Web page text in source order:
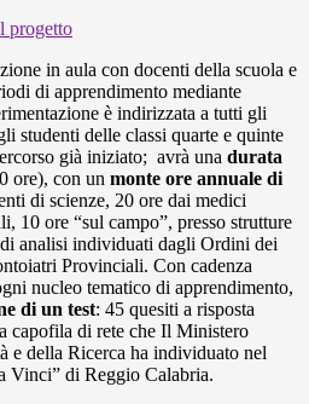
progetto
in aula con docenti della scuola e
di apprendimento mediante
è indirizzata a tutti gli
studenti delle classi quarte e quinte
già iniziato; avrà una durata
ore), con un monte ore annuale di
di scienze, 20 ore dai medici
10 ore “sul campo”, presso strutture
analisi individuati dagli Ordini dei
Provinciali. Con cadenza
nucleo tematico di apprendimento,
di un test: 45 quesiti a risposta
capofila di rete che Il Ministero
e della Ricerca ha individuato nel
Vinci” di Reggio Calabria.